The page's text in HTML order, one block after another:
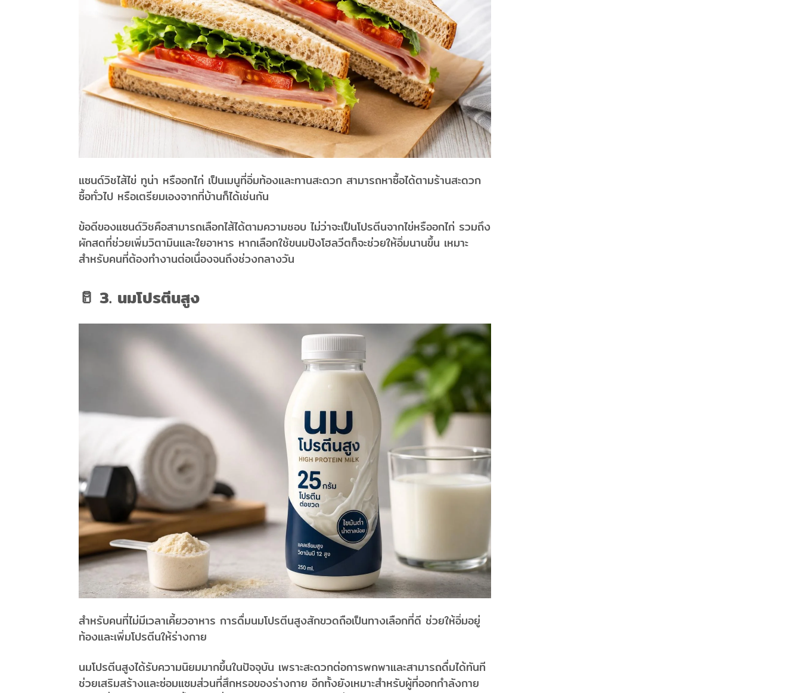
แซนด์วิชไส้ไข่ ทูน่า หรืออกไก่ เป็นเมนูที่อิ่มท้องและทานสะดวก สามารถหาซื้อได้ตามร้านสะดวก
ซื้อทั่วไป หรือเตรียมเองจากที่บ้านก็ได้เช่นกัน
ข้อดีของแซนด์วิชคือสามารถเลือกไส้ได้ตามความชอบ ไม่ว่าจะเป็นโปรตีนจากไข่หรืออกไก่ รวมถึง
ผักสดที่ช่วยเพิ่มวิตามินและใยอาหาร หากเลือกใช้ขนมปังโฮลวีตก็จะช่วยให้อิ่มนานขึ้น เหมาะ
สำหรับคนที่ต้องทำงานต่อเนื่องจนถึงช่วงกลางวัน
🥛 3. นมโปรตีนสูง
สำหรับคนที่ไม่มีเวลาเคี้ยวอาหาร การดื่มนมโปรตีนสูงสักขวดถือเป็นทางเลือกที่ดี ช่วยให้อิ่มอยู่
ท้องและเพิ่มโปรตีนให้ร่างกาย
นมโปรตีนสูงได้รับความนิยมมากขึ้นในปัจจุบัน เพราะสะดวกต่อการพกพาและสามารถดื่มได้ทันที
ช่วยเสริมสร้างและซ่อมแซมส่วนที่สึกหรอของร่างกาย อีกทั้งยังเหมาะสำหรับผู้ที่ออกกำลังกาย